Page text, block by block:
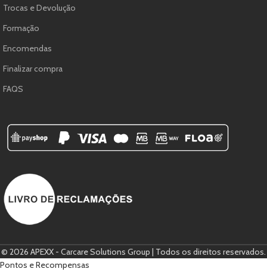
Trocas e Devolução
Formação
Encomendas
Finalizar compra
FAQS
© 2026 APEXX - Carcare Solutions Group | Todos os direitos reservados.
Pontos e Recompensas